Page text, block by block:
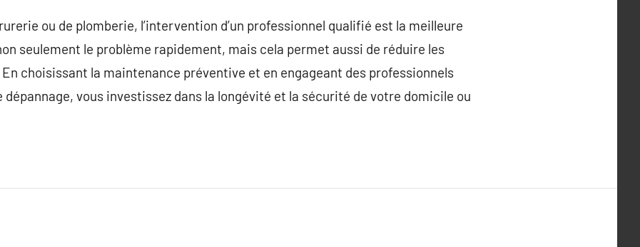
ou de plomberie, l’intervention d’un professionnel qualifié est la meilleure
seulement le problème rapidement, mais cela permet aussi de réduire les
choisissant la maintenance préventive et en engageant des professionnels
dépannage, vous investissez dans la longévité et la sécurité de votre domicile ou